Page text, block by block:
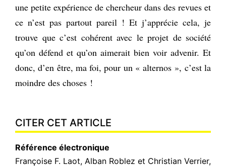
une petite expérience de chercheur dans des revues et
ce n’est pas partout pareil ! Et j’apprécie cela, je
trouve que c’est cohérent avec le projet de société
qu’on défend et qu’on aimerait bien voir advenir. Et
donc, d’en être, ma foi, pour un « alternos », c’est la
moindre des choses !
CITER CET ARTICLE
Référence électronique
Françoise F. Laot, Alban Roblez et Christian Verrier,